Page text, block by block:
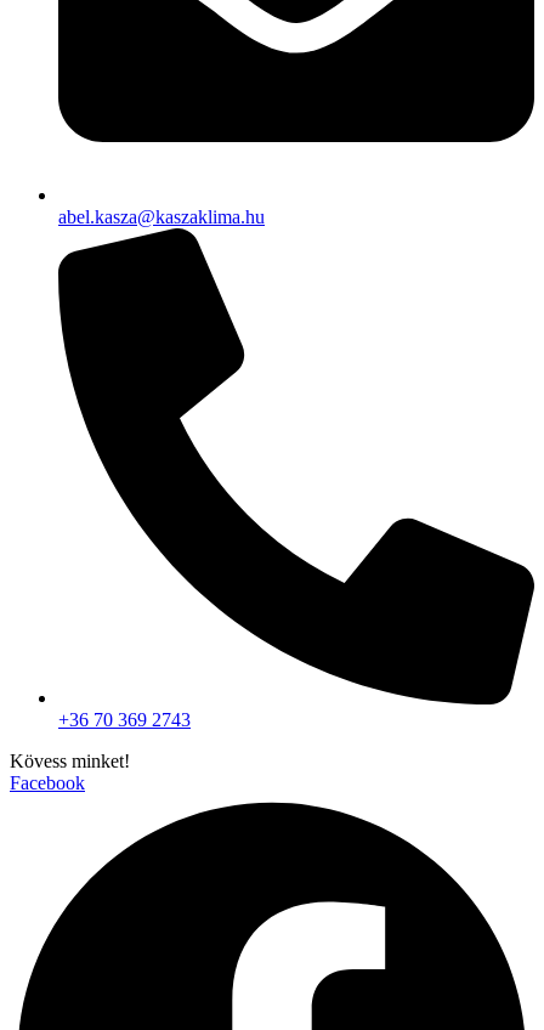
abel.kasza@kaszaklima.hu
+36 70 369 2743
Kövess minket!
Facebook